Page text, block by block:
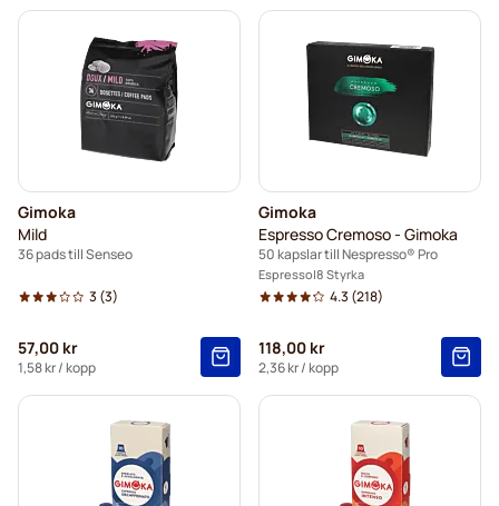
Gimoka
Mild
36 pads till Senseo
3 (3)
57,00 kr
1,58 kr/ kopp
Gimoka
Espresso Cremoso - Gimoka
50 kapslar till Nespresso® Pro
Espresso 8 Styrka
4.3 (218)
118,00 kr
2,36 kr/ kopp